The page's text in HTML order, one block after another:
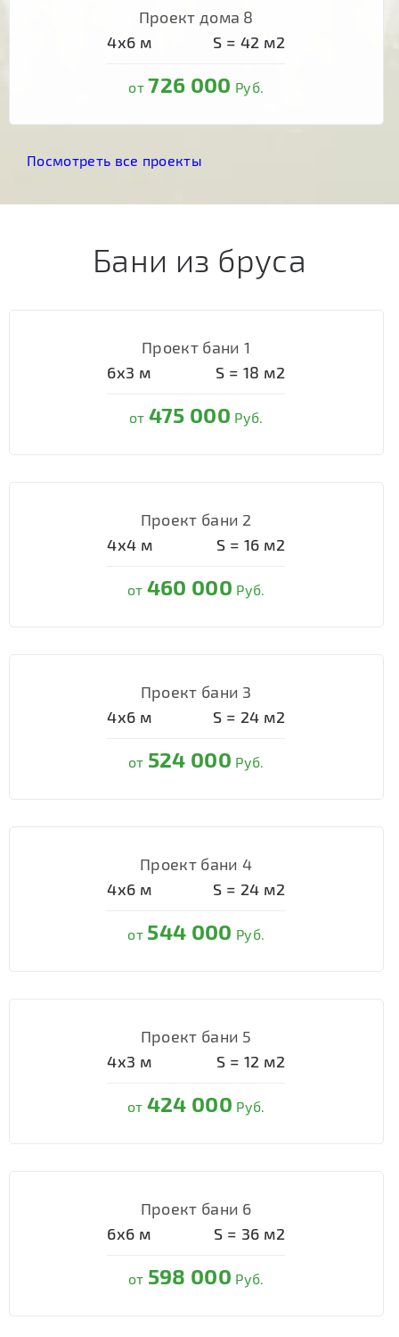
Проект дома 8
4х6 м S = 42 м2
от726 000 Руб.
Посмотреть все проекты
Бани из бруса
Проект бани 1
6х3 м S = 18 м2
от 475 000 Руб.
Проект бани 2
4х4 м S = 16 м2
от 460 000 Руб.
Проект бани 3
4х6 м S = 24 м2
от 524 000 Руб.
Проект бани 4
4х6 м S = 24 м2
от 544 000 Руб.
Проект бани 5
4х3 м S = 12 м2
от 424 000 Руб.
Проект бани 6
6х6 м S = 36 м2
от 598 000 Руб.